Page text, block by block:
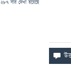
287 বার দেখা হয়েছে